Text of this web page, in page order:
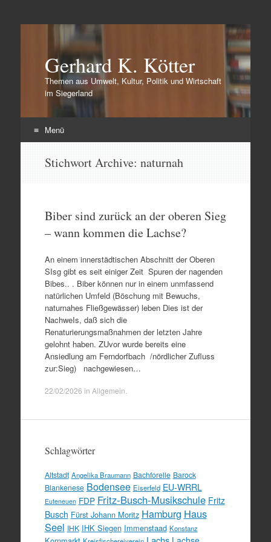
Gerhard K. Kötter
Themen aus Umwelt, Kultur, Politik und Wirtschaft
im Siegerland
Menü
Stichwort Archive: naturnah
Biber sind zurück an der oberen Sieg
– wann kommen die Lachse?
An einem innerstädtischen Abschnitt der Oberen
SIsg gibt es seit einiger Zeit Spuren der nagenden
Bibes.. . Biber können nur in einem unmfassend
natürlichen Umfeld (Böschung mit Bewuchs,
naturnahes Fließgewässer) leben Dies ist der
NachweIs, daß sich die
Renaturierungsmaßnahmen der letzten Jahre
gelohnt haben. ZUvor wurde bereits eine
Ansiedlung am Ferndorfbach /nördlicher Zufluss
zur:Sieg) nachgewiesen…
22/02/2026 in Allgemein
Schlagwörter
Altstadt Angelika Braumann Bachforelle Barock
Blankenese Bodensee Eiserfeld EU-WRRL
Euteneuen FDP Fritz-Busch-Musikschule Fritz
Busch Fürst Johann Moritz Hamburg Haus
Seel IHK IHK Siegen Immenstaad Konstanz